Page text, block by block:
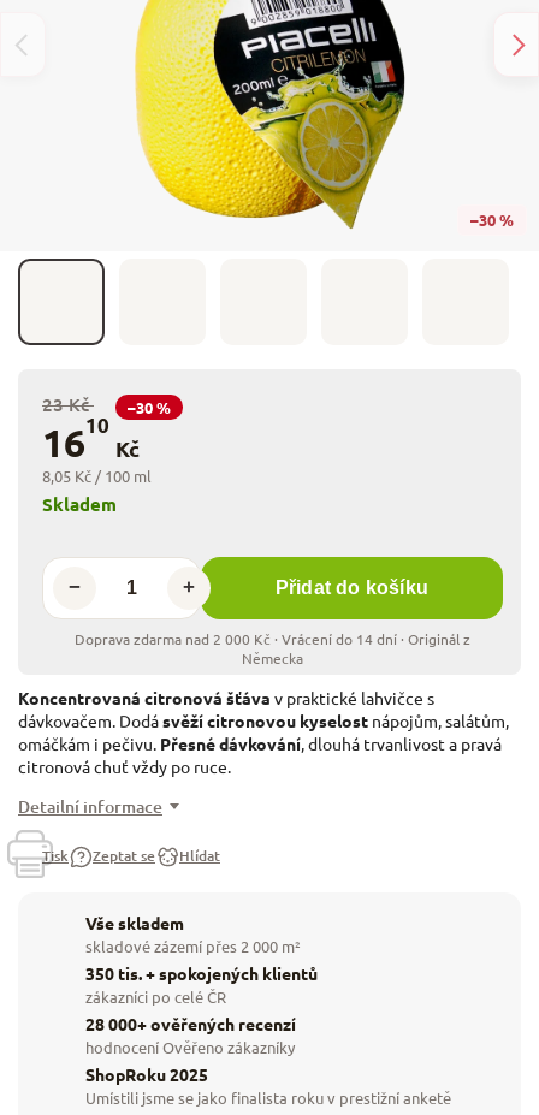
–30 %
23 Kč –30 %
1610
Kč
8,05 Kč / 100 ml
+
− Přidat do košíku
Skladem
Koncentrovaná citronová šťáva v praktické lahvičce s
dávkovačem. Dodásvěží citronovou kyselost nápojům, salátům,
omáčkám i pečivu. Přesné dávkování, dlouhá trvanlivost a pravá
citronová chuť vždy po ruce.
Detailní informace
Tisk Zeptat se Hlídat
Vše skladem
skladové zázemí přes 2 000 m²
350 tis. + spokojených klientů
zákazníci po celé ČR
28 000+ ověřených recenzí
hodnocení Ověřeno zákazníky
ShopRoku 2025
Umístili jsme se jako finalista roku v prestižní anketě